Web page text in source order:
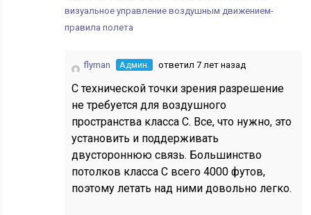
визуальное управление воздушным движением-
правила полета
flyman Админ. ответил 7 лет назад
С технической точки зрения разрешение
не требуется для воздушного
пространства класса С. Все, что нужно, это
установить и поддерживать
двустороннюю связь. Большинство
потолков класса C всего 4000 футов,
поэтому летать над ними довольно легко.